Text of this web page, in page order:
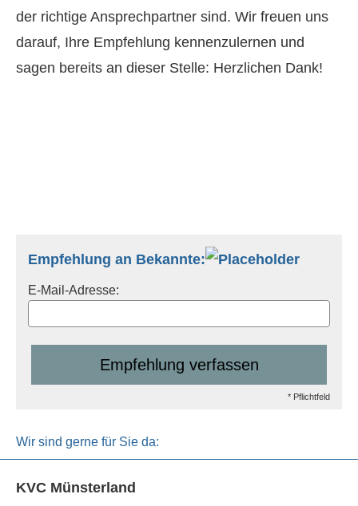
der richtige Ansprechpartner sind. Wir freuen uns
darauf, Ihre Empfehlung kennenzulernen und
sagen bereits an dieser Stelle: Herzlichen Dank!
Empfehlung an Bekannte:
E-Mail-Adresse:
Empfehlung verfassen
* Pflichtfeld
Wir sind gerne für Sie da:
KVC Münsterland